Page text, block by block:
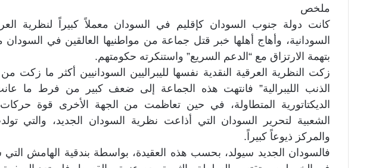
ملخص
كانت دولة جنوب السودان كإقليم في السودان معملاً كبيراً لنظرية
بتهمة الارتزاق مع “الدعم السريع” واستنكرته حكومتهم.
زكت النظرية العرقية النقدية نفسها لليبراليين السودانيين أكثر ما زكت
الذنب الليبرالية” فانتهت هذه الجماعة إلى ضعف كبير من فرط ما
الديكتاتورية المتطاولة، في حين تعاظمت من الجهة الأخرى قوة
الشعبية لتحرير السودان التي أذاعت نظرية السودان الجديد، والتي
والمركز ذيوعاً كبيراً.
فالسودان الجديد سيولد، بحسب هذه العقيدة، بواسطة بندقية الهامش